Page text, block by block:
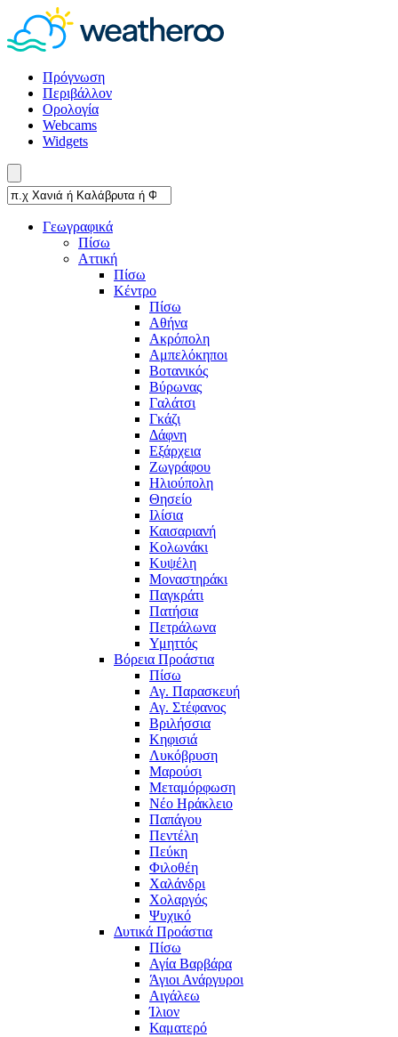
Πρόγνωση
Περιβάλλον
Ορολογία
Webcams
Widgets
Γεωγραφικά
Πίσω
Αττική
Πίσω
Κέντρο
Πίσω
Αθήνα
Ακρόπολη
Αμπελόκηποι
Βοτανικός
Βύρωνας
Γαλάτσι
Γκάζι
Δάφνη
Εξάρχεια
Ζωγράφου
Ηλιούπολη
Θησείο
Ιλίσια
Καισαριανή
Κολωνάκι
Κυψέλη
Μοναστηράκι
Παγκράτι
Πατήσια
Πετράλωνα
Υμηττός
Βόρεια Προάστια
Πίσω
Αγ. Παρασκευή
Αγ. Στέφανος
Βριλήσσια
Κηφισιά
Λυκόβρυση
Μαρούσι
Μεταμόρφωση
Νέο Ηράκλειο
Παπάγου
Πεντέλη
Πεύκη
Φιλοθέη
Χαλάνδρι
Χολαργός
Ψυχικό
Δυτικά Προάστια
Πίσω
Αγία Βαρβάρα
Άγιοι Ανάργυροι
Αιγάλεω
Ίλιον
Καματερό